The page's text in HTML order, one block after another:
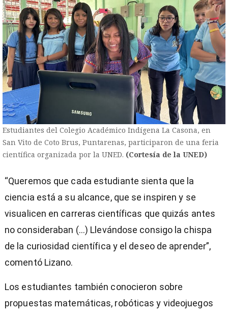
Estudiantes del Colegio Académico Indígena La Casona, en
San Vito de Coto Brus, Puntarenas, participaron de una feria
científica organizada por la UNED. (Cortesía de la UNED)
“Queremos que cada estudiante sienta que la
ciencia está a su alcance, que se inspiren y se
visualicen en carreras científicas que quizás antes
no consideraban (...) Llevándose consigo la chispa
de la curiosidad científica y el deseo de aprender”,
comentó Lizano.
Los estudiantes también conocieron sobre
propuestas matemáticas, robóticas y videojuegos